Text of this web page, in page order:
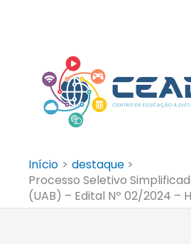
Início
destaque
Processo Seletivo
(UAB) – Edital Nº 02/2024 –